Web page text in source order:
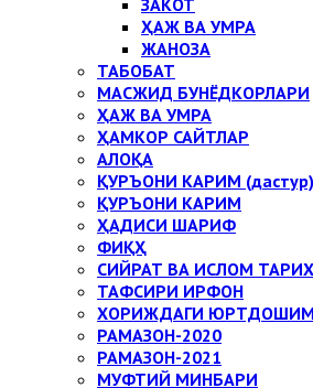
ЗАКОТ
ҲАЖ ВА УМРА
ЖАНОЗА
ТАБОБАТ
МАСЖИД БУНЁДКОРЛАРИ
ҲАЖ ВА УМРА
ҲАМКОР САЙТЛАР
АЛОҚА
ҚУРЪОНИ КАРИМ (дастур)
ҚУРЪОНИ КАРИМ
ҲАДИСИ ШАРИФ
ФИҚҲ
СИЙРАТ ВА ИСЛОМ
ТАФСИРИ ИРФОН
ХОРИЖДАГИ ЮРТДОШИМ
РАМАЗОН-2020
РАМАЗОН-2021
МУФТИЙ МИНБАРИ